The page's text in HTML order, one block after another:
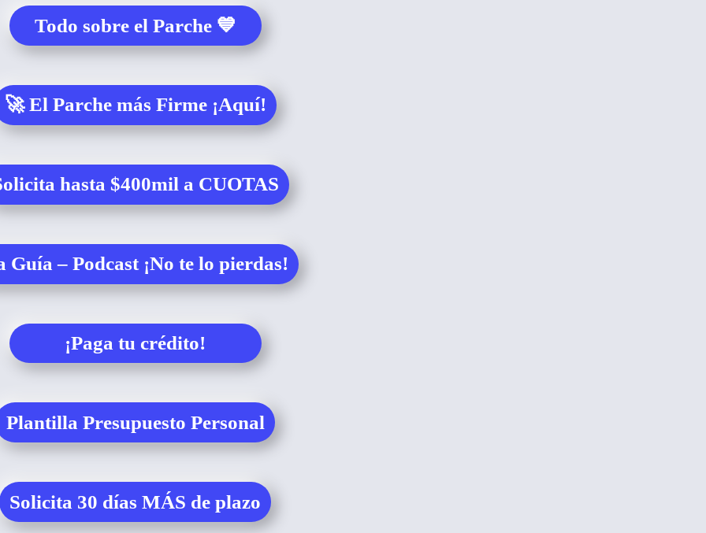
Todo sobre el Parche 💙
🚀 El Parche más Firme ¡Aquí!
hasta $400mil a CUOTAS
Guía – Podcast ¡No te lo pierdas!
¡Paga tu crédito!
Plantilla Presupuesto Personal
Solicita 30 días MÁS de plazo